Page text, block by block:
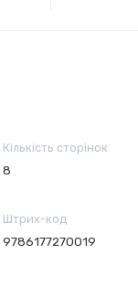
Кількість сторінок
8
Штрих-код
9786177270019